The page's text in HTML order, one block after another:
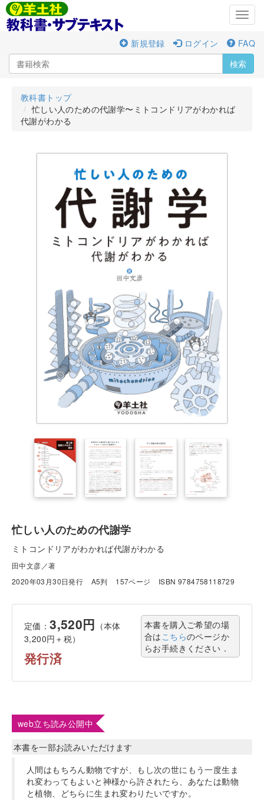
新規登録
ログイン
FAQ
検索
教科書トップ
忙しい人のための代謝学〜ミトコンドリアがわかれば
代謝がわかる
忙しい人のための代謝学
ミトコンドリアがわかれば代謝がわかる
田中文彦／著
2020年03月30日発行
A5判 157ページ ISBN 9784758118729
定価：3,520円 （本体
3,200円＋税）
発行済
本書を購入ご希望の場
合はこちらのページか
らお手続きください．
web立ち読み公開中
本書を一部お読みいただけます
人間はもちろん動物ですが、もし次の世にもう一度生ま
れ変わってもよいと神様から許されたら、あなたは動物
と植物、どちらに生まれ変わりたいですか。